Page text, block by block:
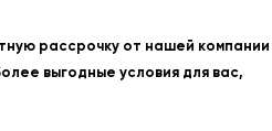
рассрочку от нашей компании
выгодные условия для вас,